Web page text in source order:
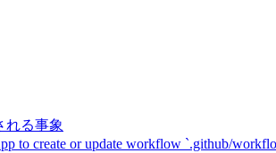
れる事象
to create or update workflow `.github/